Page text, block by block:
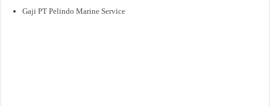
Gaji PT Pelindo Marine Service